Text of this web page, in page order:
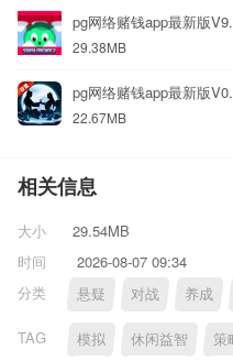
pg网络赌钱app最新版
29.38MB
pg网络赌钱app最新版
22.67MB
相关信息
大小
29.54MB
时间
2026-08-07 09:34
分类
悬疑 对战 养成
TAG 模拟 休闲益智 策